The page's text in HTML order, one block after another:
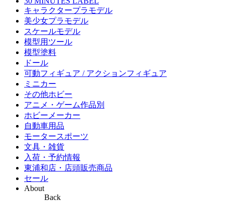
キャラクタープラモデル
美少女プラモデル
スケールモデル
模型用ツール
模型塗料
ドール
可動フィギュア / アクションフィギュア
ミニカー
その他ホビー
アニメ・ゲーム作品別
ホビーメーカー
自動車用品
モータースポーツ
文具・雑貨
入荷・予約情報
東浦和店・店頭販売商品
セール
About
Back